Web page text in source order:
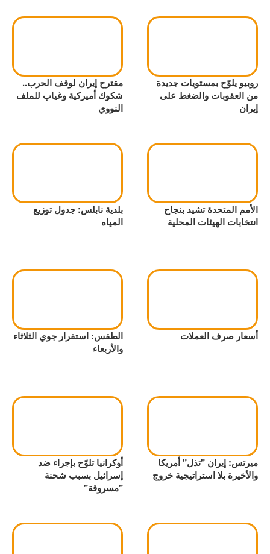
روبيو يلوّح بمستويات جديدة
من العقوبات والضغط على
إيران
مقترح إيران لوقف الحرب..
شكوك أميركية وغياب للملف
النووي
الأمم المتحدة تشيد بنجاح
انتخابات الهيئات المحلية
بلدية نابلس: جدول توزيع
المياه
أسعار صرف العملات
الطقس: استقرار جوي الثلاثاء
والأربعاء
ميرتس: إيران "تذل" أمريكا
والأخيرة بلا استراتيجية خروج
أوكرانيا تلوّح بإجراء ضد
إسرائيل بسبب شحنة
"مسروقة"